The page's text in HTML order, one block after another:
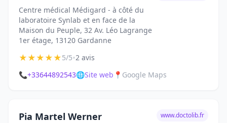
Centre médical Médigard - à côté du
laboratoire Synlab et en face de la
Maison du Peuple, 32 Av. Léo Lagrange
1er étage, 13120 Gardanne
★★★★★5/5•2 avis
📞+33644892543🌐Site web 📍 Google Maps
Pia Martel Werner www.doctolib.fr